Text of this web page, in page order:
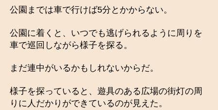
公園までは車で行けば5分とかからない。
公園に着くと、いつでも逃げられるように周りを
車で巡回しながら様子を探る。
まだ連中がいるかもしれないからだ。
様子を探っていると、遊具のある広場の街灯の周
りに人だかりができているのが見えた。